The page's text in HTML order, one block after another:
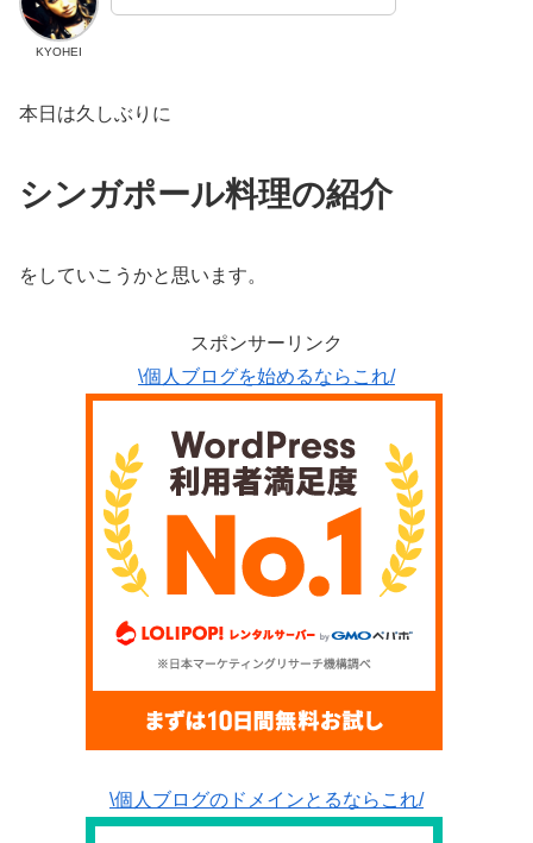
KYOHEI
本日は久しぶりに
シンガポール料理の紹介
をしていこうかと思います。
スポンサーリンク
\個人ブログを始めるならこれ/
\個人ブログのドメインとるならこれ/